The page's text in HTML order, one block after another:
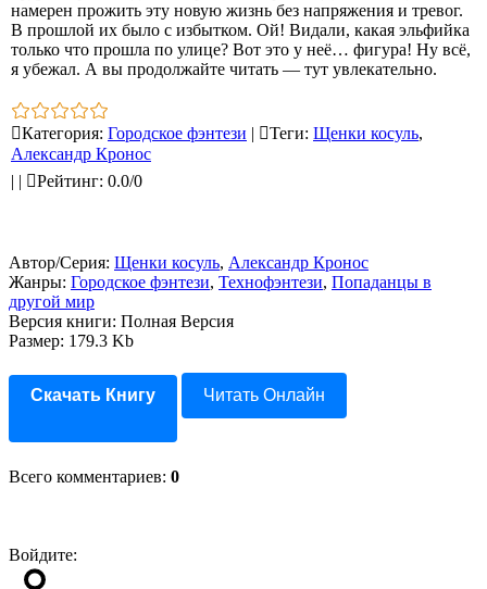
намерен прожить эту новую жизнь без напряжения и тревог.
В прошлой их было с избытком. Ой! Видали, какая эльфийка
только что прошла по улице? Вот это у неё… фигура! Ну всё,
я убежал. А вы продолжайте читать — тут увлекательно.
Категория: Городское фэнтези | Теги: Щенки косуль,
Александр Кронос
| | Рейтинг: 0.0/0
Автор/Серия: Щенки косуль, Александр Кронос
Жанры: Городское фэнтези, Технофэнтези, Попаданцы в
другой мир
Версия книги: Полная Версия
Размер: 179.3 Kb
Скачать Книгу Читать Онлайн
Всего комментариев: 0
Войдите: